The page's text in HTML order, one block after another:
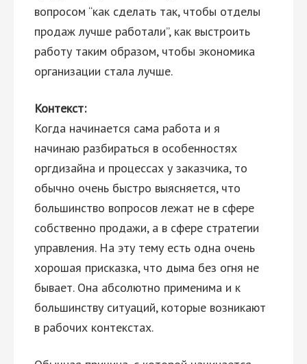
вопросом “как сделать так, чтобы отделы
продаж лучше работали”, как выстроить
работу таким образом, чтобы экономика
организации стала лучше.
Контекст:
Когда начинается сама работа и я
начинаю разбираться в особенностях
оргдизайна и процессах у заказчика, то
обычно очень быстро выясняется, что
большинство вопросов лежат не в сфере
собственно продажи, а в сфере стратегии
управления. На эту тему есть одна очень
хорошая присказка, что дыма без огня не
бывает. Она абсолютно применима и к
большинству ситуаций, которые возникают
в рабочих контекстах.